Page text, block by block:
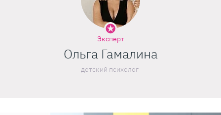
Эксперт
Ольга Гамалина
детский психолог